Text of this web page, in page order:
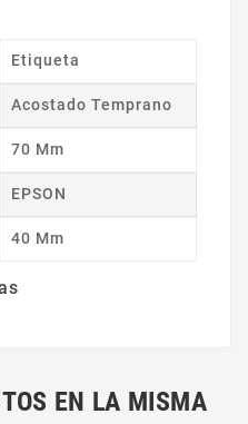
Etiqueta
Acostado Temprano
70 Mm
EPSON
40 Mm
EN LA MISMA